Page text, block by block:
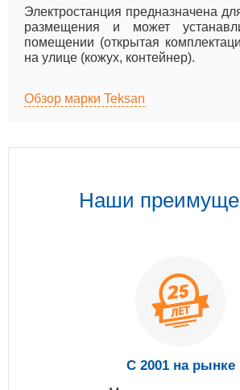
Электростанция предназначена
размещения и может
помещении (открытая
на улице (кожух, контейнер).
Обзор марки Teksan
Наши
С 2001 на рынке